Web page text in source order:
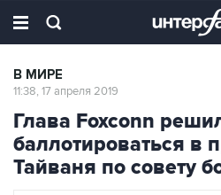
В МИРЕ
11:38, 17 апреля 2019
Глава Foxconn
баллотироваться в
Тайваня по совету